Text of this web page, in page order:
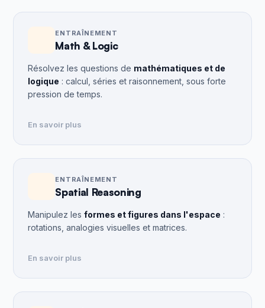
ENTRAÎNEMENT
Math & Logic
Résolvez les questions de mathématiques et de
logique : calcul, séries et raisonnement, sous forte
pression de temps.
En savoir plus
ENTRAÎNEMENT
Spatial Reasoning
Manipulez lesformes et figures dans l'espace :
rotations, analogies visuelles et matrices.
En savoir plus